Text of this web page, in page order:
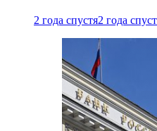
2 года спустя2 года